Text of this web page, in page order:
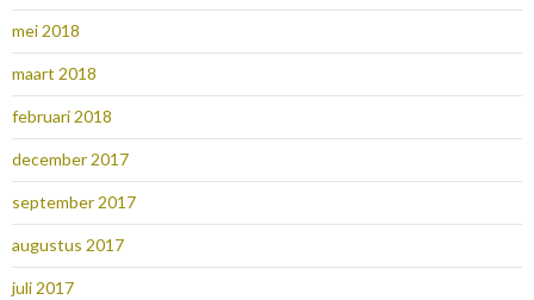
mei 2018
maart 2018
februari 2018
december 2017
september 2017
augustus 2017
juli 2017